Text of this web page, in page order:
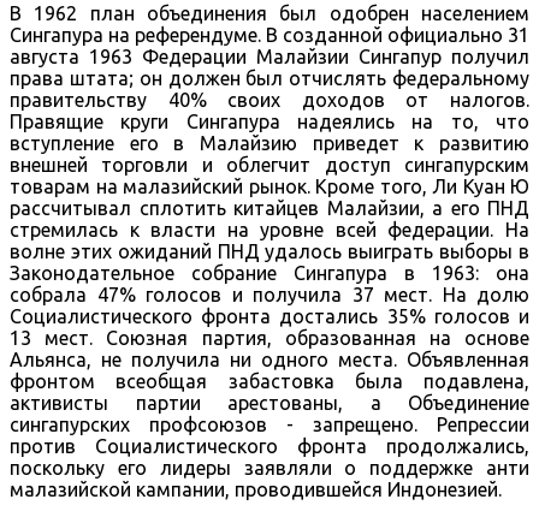
В 1962 план объединения был одобрен населением
Сингапура на референдуме. В созданной официально 31
августа 1963 Федерации Малайзии Сингапур получил
права штата; он должен был отчислять федеральному
правительству 40% своих доходов от налогов.
Правящие круги Сингапура надеялись на то, что
вступление его в Малайзию приведет к развитию
внешней торговли и облегчит доступ сингапурским
товарам на малазийский рынок. Кроме того, Ли Куан Ю
рассчитывал сплотить китайцев Малайзии, а его ПНД
стремилась к власти на уровне всей федерации. На
волне этих ожиданий ПНД удалось выиграть выборы в
Законодательное собрание Сингапура в 1963: она
собрала 47% голосов и получила 37 мест. На долю
Социалистического фронта достались 35% голосов и
13 мест. Союзная партия, образованная на основе
Альянса, не получила ни одного места. Объявленная
фронтом всеобщая забастовка была подавлена,
активисты партии арестованы, а Объединение
сингапурских профсоюзов - запрещено. Репрессии
против Социалистического фронта продолжались,
поскольку его лидеры заявляли о поддержке анти
малазийской кампании, проводившейся Индонезией.